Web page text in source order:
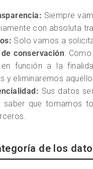
Siempre
con absoluta
Solo vamos a
conservación:
función a la
y eliminaremos
Sus datos
saber que
de los